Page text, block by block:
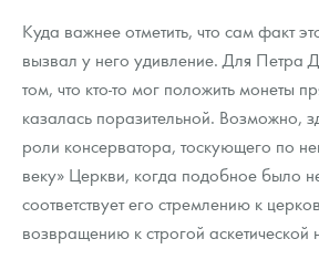
Куда важнее отметить, что сам факт
вызвал у него удивление. Для Петра
том, что кто-то мог положить монеты
казалась поразительной. Возможно,
роли консерватора, тоскующего по
веку» Церкви, когда подобное было
соответствует его стремлению к
возвращению к строгой аскетической